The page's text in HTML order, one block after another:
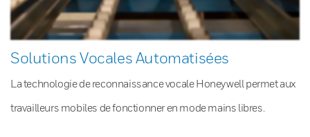
Solutions Vocales Automatisées
La technologie de reconnaissance vocale Honeywell permet aux
travailleurs mobiles de fonctionner en mode mains libres.